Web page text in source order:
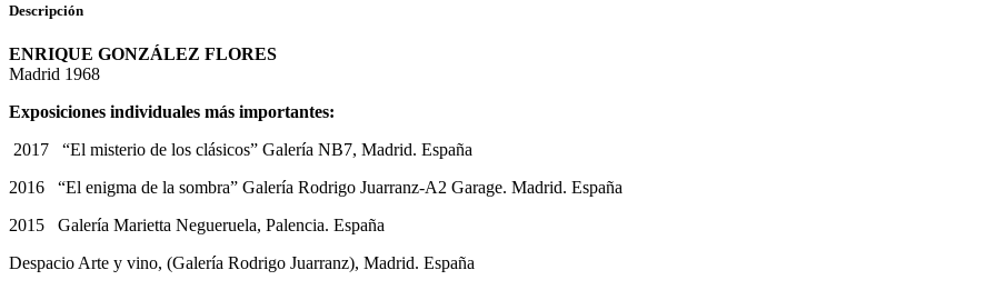
Descripción
ENRIQUE GONZÁLEZ FLORES
Madrid 1968
Exposiciones individuales más importantes:
2017 “El misterio de los clásicos” Galería NB7, Madrid. España
2016 “El enigma de la sombra” Galería Rodrigo Juarranz-A2 Garage. Madrid. España
2015 Galería Marietta Negueruela, Palencia. España
Despacio Arte y vino, (Galería Rodrigo Juarranz), Madrid. España